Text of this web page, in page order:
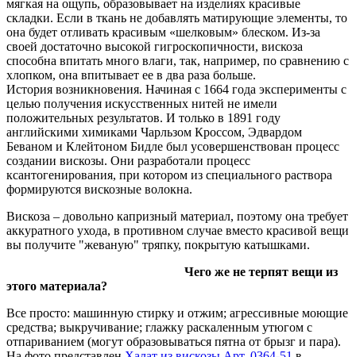
мягкая на ощупь, образовывает на изделиях красивые
складки. Если в ткань не добавлять матирующие элементы, то
она будет отливать красивым «шелковым» блеском. Из-за
своей достаточно высокой гигроскопичности, вискоза
способна впитать много влаги, так, например, по сравнению с
хлопком, она впитывает ее в два раза больше.
История возникновения. Начиная с 1664 года эксперименты с
целью получения искусственных нитей не имели
положительных результатов. И только в 1891 году
английскими химиками Чарльзом Кроссом, Эдвардом
Беваном и Клейтоном Бидле был усовершенствован процесс
создании вискозы. Они разработали процесс
ксантогенирования, при котором из специального раствора
формируются вискозные волокна.
Вискоза – довольно капризный материал, поэтому она требует
аккуратного ухода, в противном случае вместо красивой вещи
вы получите "жеваную" тряпку, покрытую катышками.
Чего же не терпят вещи из
этого материала?
Все просто: машинную стирку и отжим; агрессивные моющие
средства; выкручивание; глажку раскаленным утюгом с
отпариванием (могут образовываться пятна от брызг и пара).